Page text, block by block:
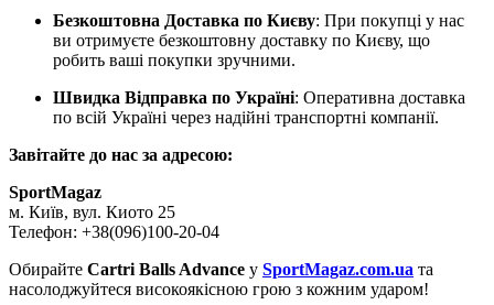
Безкоштовна Доставка по Києву: При покупці у нас
ви отримуєте безкоштовну доставку по Києву, що
робить ваші покупки зручними.
Швидка Відправка по Україні: Оперативна доставка
по всій Україні через надійні транспортні компанії.
Завітайте до нас за адресою:
SportMagaz
м. Київ, вул. Киото 25
Телефон: +38(096)100-20-04
Обирайте Cartri Balls Advance у SportMagaz.com.ua та
насолоджуйтеся високоякісною грою з кожним ударом!